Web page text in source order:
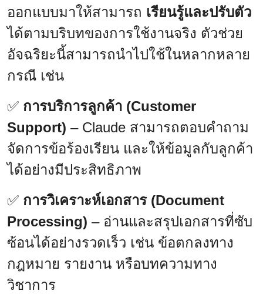
ออกแบบมาให้สามารถ เรียนรู้และปรับตัว
ได้ตามบริบทของการใช้งานจริง ตัวช่วย
อัจฉริยะนี้สามารถนำไปใช้ในหลากหลาย
กรณี เช่น
✅ การบริการลูกค้า (Customer
Support) – Claude สามารถตอบคำถาม
จัดการข้อร้องเรียน และให้ข้อมูลกับลูกค้า
ได้อย่างมีประสิทธิภาพ
✅ การวิเคราะห์เอกสาร (Document
Processing) – อ่านและสรุปเอกสารที่ซับ
ซ้อนได้อย่างรวดเร็ว เช่น ข้อตกลงทาง
กฎหมาย รายงาน หรือบทความทาง
วิชาการ